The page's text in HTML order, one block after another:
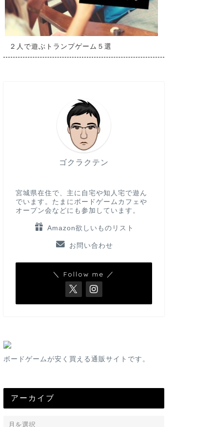
２人で遊ぶトランプゲーム５選
ゴクラクテン
宮城県在住で、主に自宅や知人宅で遊ん
でいます。たまにボードゲームカフェや
オープン会などにも参加しています。
Amazon欲しいものリスト
お問い合わせ
＼ Follow me ／
ボードゲームが安く買える通販サイトです。
アーカイブ